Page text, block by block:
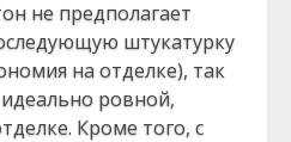
не предполагает
штукатурку
на отделке), так
идеально ровной,
Кроме того, с